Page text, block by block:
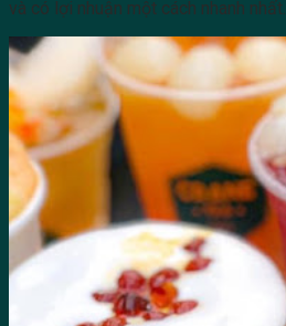
và có lợi nhuận một cách nhanh nhất.